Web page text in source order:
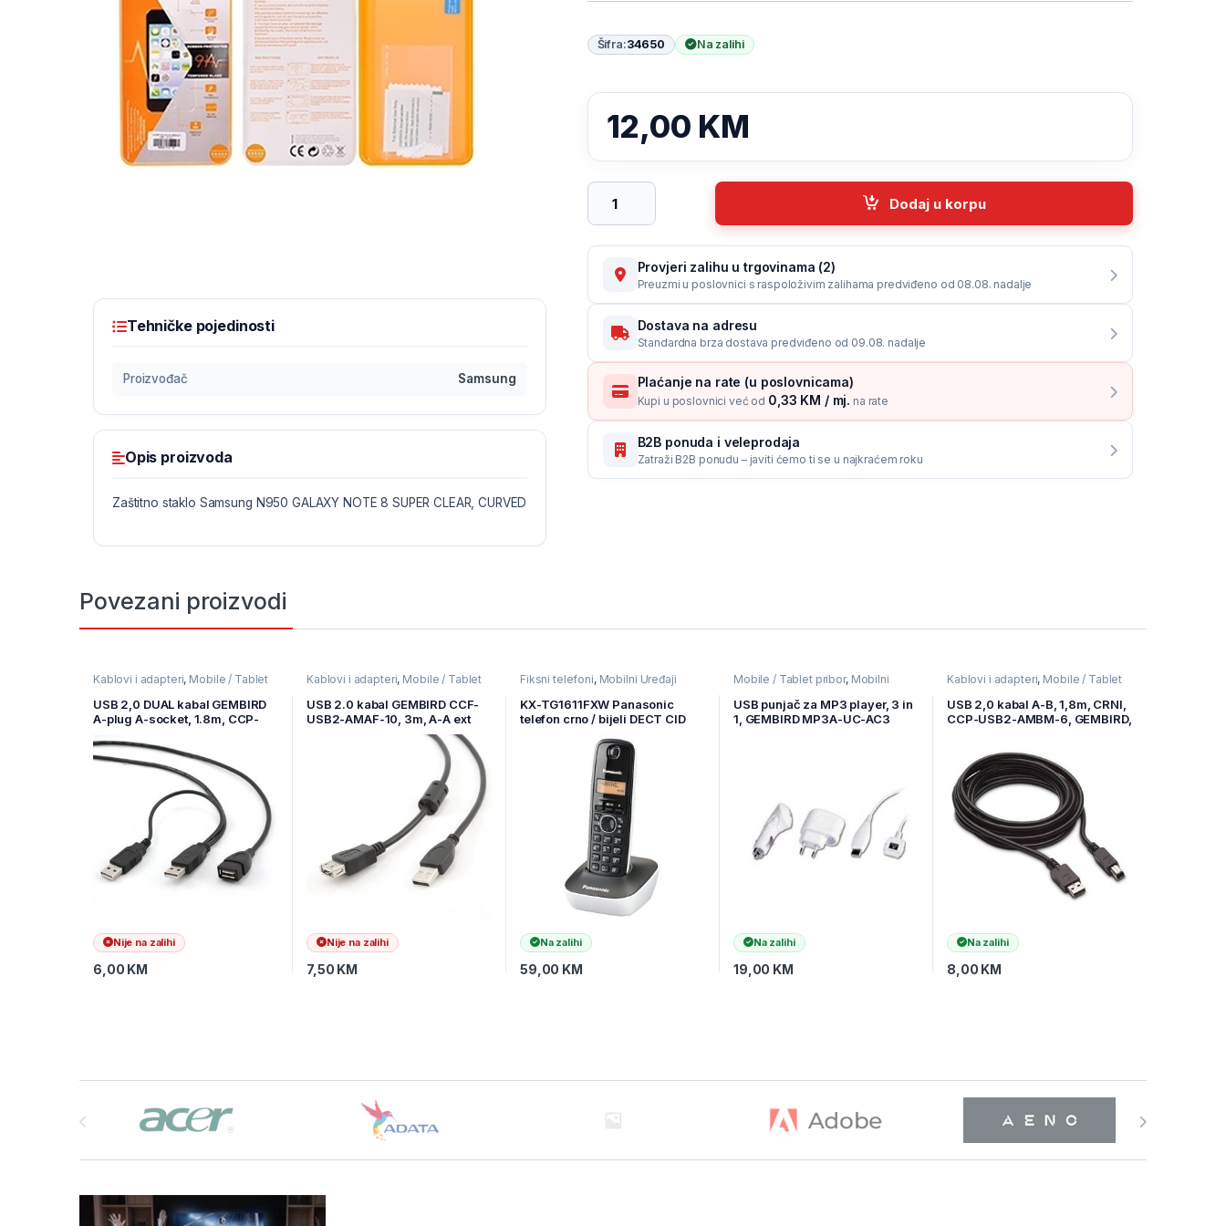
Šifra:34650 Na zalihi
12,00 KM
Zaštitno staklo Samsung N950 GALAXY NOTE 8 SUPER CLEAR, CURVED quantity
Dodaj u korpu
Provjeri zalihu u trgovinama (2)
Preuzmi u poslovnici s raspoloživim zalihama predviđeno od 08.08. nadalje
Dostava na adresu
Standardna brza dostava predviđeno od 09.08. nadalje
Plaćanje na rate (u poslovnicama)
Kupi u poslovnici već od 0,33 KM / mj. na rate
B2B ponuda i veleprodaja
Zatraži B2B ponudu – javiti ćemo ti se u najkraćem roku
Tehničke pojedinosti
Proizvođač Samsung
Opis proizvoda
Zaštitno staklo Samsung N950 GALAXY NOTE 8 SUPER CLEAR, CURVED
Povezani proizvodi
Kablovi i adapteri, Mobile / Tablet
Mobilni Uređaji
USB 2,0 DUAL kabal GEMBIRD
A-plug A-socket, 1.8m, CCP-
Nije na zalihi
6,00 KM
Kablovi i adapteri, Mobile / Tablet
Mobilni Uređaji
USB 2.0 kabal GEMBIRD CCF-
USB2-AMAF-10, 3m, A-A ext
cable, premium, ferrit
Nije na zalihi
7,50 KM
Fiksni telefoni, Mobilni Uređaji
KX-TG1611FXW Panasonic
telefon crno / bijeli DECT CID
Na zalihi
59,00 KM
Mobile / Tablet pribor, Mobilni
USB punjač za MP3 player, 3 in
1, GEMBIRD MP3A-UC-AC3
Na zalihi
19,00 KM
Kablovi i adapteri, Mobile / Tablet
Mobilni Uređaji
USB 2,0 kabal A-B, 1,8m, CRNI,
CCP-USB2-AMBM-6, GEMBIRD,
Na zalihi
8,00 KM